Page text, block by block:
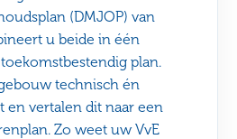
(DMJOP) van
u beide in één
plan.
technisch én
en vertalen dit naar een
Zo weet uw VvE